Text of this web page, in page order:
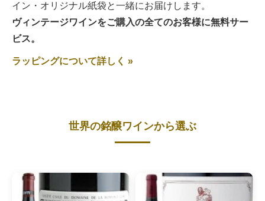
イン・オリジナル紙袋と一緒にお届けします。
ヴィンテージワインをご購入の全てのお客様に無料サー
ビス。
ラッピングについて詳しく »
世界の銘醸ワインから選ぶ